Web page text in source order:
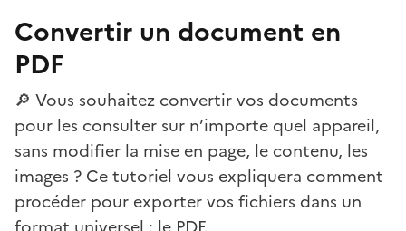
Convertir un document en
PDF
🔎 Vous souhaitez convertir vos documents
pour les consulter sur n’importe quel appareil,
sans modifier la mise en page, le contenu, les
images ? Ce tutoriel vous expliquera comment
procéder pour exporter vos fichiers dans un